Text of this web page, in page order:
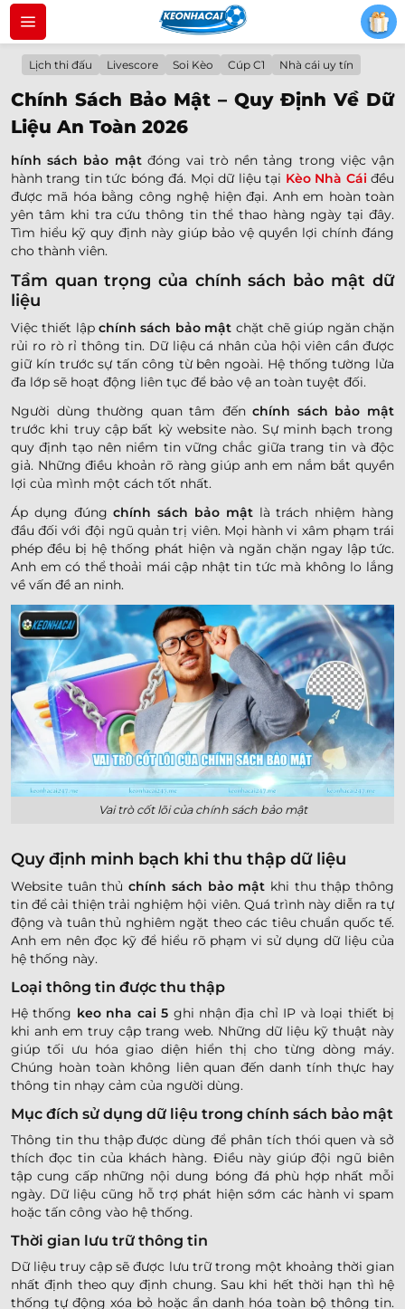
Bỏ
qua
dung
Lịch thi đấu Livescore Soi Kèo Cúp C1 Nhà cái uy tín
Chính Sách Bảo Mật – Quy Định Về Dữ
Liệu An Toàn 2026
hính sách bảo mậtđóng vai trò nền tảng trong việc vận
hành trang tin tức bóng đá. Mọi dữ liệu tại Kèo Nhà Cái đều
được mã hóa bằng công nghệ hiện đại. Anh em hoàn toàn
yên tâm khi tra cứu thông tin thể thao hàng ngày tại đây.
Tìm hiểu kỹ quy định này giúp bảo vệ quyền lợi chính đáng
cho thành viên.
Tầm quan trọng của chính sách bảo mật dữ
liệu
Việc thiết lậpchính sách bảo mật chặt chẽ giúp ngăn chặn
rủi ro rò rỉ thông tin. Dữ liệu cá nhân của hội viên cần được
giữ kín trước sự tấn công từ bên ngoài. Hệ thống tường lửa
đa lớp sẽ hoạt động liên tục để bảo vệ an toàn tuyệt đối.
Người dùng thường quan tâm đếnchính sách bảo mật
trước khi truy cập bất kỳ website nào. Sự minh bạch trong
quy định tạo nên niềm tin vững chắc giữa trang tin và độc
giả. Những điều khoản rõ ràng giúp anh em nắm bắt quyền
lợi của mình một cách tốt nhất.
Áp dụng đúngchính sách bảo mậtlà trách nhiệm hàng
đầu đối với đội ngũ quản trị viên. Mọi hành vi xâm phạm trái
phép đều bị hệ thống phát hiện và ngăn chặn ngay lập tức.
Anh em có thể thoải mái cập nhật tin tức mà không lo lắng
về vấn đề an ninh.
Vai trò cốt lõi của chính sách bảo mật
Quy định minh bạch khi thu thập dữ liệu
Website tuân thủchính sách bảo mật khi thu thập thông
tin để cải thiện trải nghiệm hội viên. Quá trình này diễn ra tự
động và tuân thủ nghiêm ngặt theo các tiêu chuẩn quốc tế.
Anh em nên đọc kỹ để hiểu rõ phạm vi sử dụng dữ liệu của
hệ thống này.
Loại thông tin được thu thập
Hệ thống keo nha cai 5 ghi nhận địa chỉ IP và loại thiết bị
khi anh em truy cập trang web. Những dữ liệu kỹ thuật này
giúp tối ưu hóa giao diện hiển thị cho từng dòng máy.
Chúng hoàn toàn không liên quan đến danh tính thực hay
thông tin nhạy cảm của người dùng.
Mục đích sử dụng dữ liệu trong chính sách bảo mật
Thông tin thu thập được dùng để phân tích thói quen và sở
thích đọc tin của khách hàng. Điều này giúp đội ngũ biên
tập cung cấp những nội dung bóng đá phù hợp nhất mỗi
ngày. Dữ liệu cũng hỗ trợ phát hiện sớm các hành vi spam
hoặc tấn công vào hệ thống.
Thời gian lưu trữ thông tin
Dữ liệu truy cập sẽ được lưu trữ trong một khoảng thời gian
nhất định theo quy định chung. Sau khi hết thời hạn thì hệ
thống tự động xóa bỏ hoặc ẩn danh hóa toàn bộ thông tin.